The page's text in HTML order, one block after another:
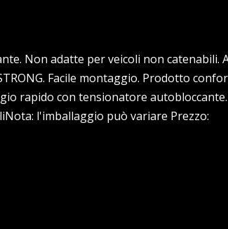
Non adatte per veicoli non catenabili.
Facile montaggio. Prodotto
rapido con tensionatore
l'imballaggio può variare Prezzo: